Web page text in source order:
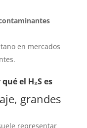
en mercados
el H₂S es
grandes
representar